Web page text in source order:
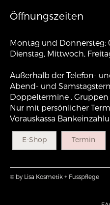
Öffnungszeiten
Montag und Donnersteg:
Dienstag, Mittwoch,
Außerhalb der Telefon-
Abend- und
Doppeltermine , Gruppen
Nur mit persönlicher
Vorauskassa
E-Shop Termin
© by Lisa Kosmetik + Fusspflege